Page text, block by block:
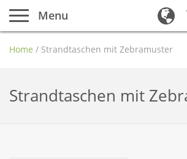
Menu
Home / Strandtaschen mit Zebramuster
Strandtaschen mit